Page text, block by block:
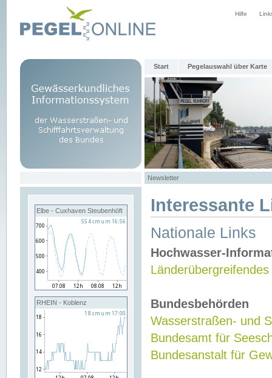
Hilfe
Start Pegelauswahl über Karte
Newsletter
Elbe - Cuxhaven Steubenhöft
RHEIN - Koblenz
Interessante
Nationale Links
Hochwasser-
Bundesbehörden
Wasserstraßen- und
Bundesamt für
Bundesanstalt für